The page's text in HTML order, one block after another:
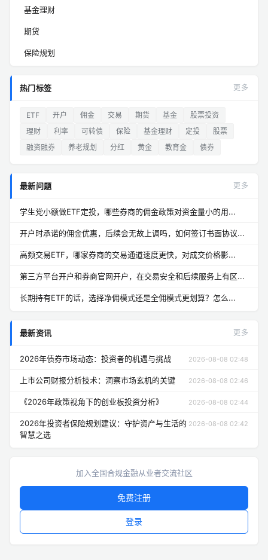
基金理财
期货
保险规划
热门标签 更多
ETF 开户 佣金 交易 期货 基金
股票投资
理财
利率 可转债 保险 基金理财 定投
股票
融资融券
养老规划 分红 黄金 教育金 债券
最新问题 更多
学生党小额做ETF定投，哪些券商的佣金政策对资金量小的用...
开户时承诺的佣金优惠，后续会无故上调吗，如何签订书面协议...
高频交易ETF，哪家券商的交易通道速度更快，对成交价格影...
第三方平台开户和券商官网开户，在交易安全和后续服务上有区...
长期持有ETF的话，选择净佣模式还是全佣模式更划算？怎么...
最新资讯 更多
2026年债券市场动态：投资者的机遇与挑战 2026-08-08 02:48
上市公司财报分析技术：洞察市场玄机的关键 2026-08-08 02:46
《2026年政策视角下的创业板投资分析》 2026-08-08 02:44
2026年投资者保险规划建议：守护资产与生活的
智慧之选
2026-08-08 02:42
加入全国合规金融从业者交流社区
免费注册
登录